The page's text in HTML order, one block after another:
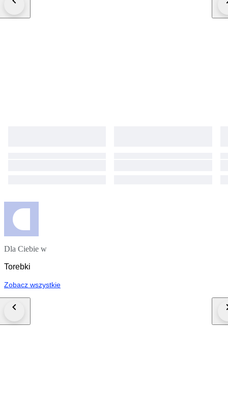
Materiale: Pelle • Dimensioni: L 32 cm × H 24 cm × P 12 cm • Condizioni:
Hermès - Clochette ***This lot benefits from a reduced buyer's protection
Dla Ciebie w
Torebki
Zobacz wszystkie